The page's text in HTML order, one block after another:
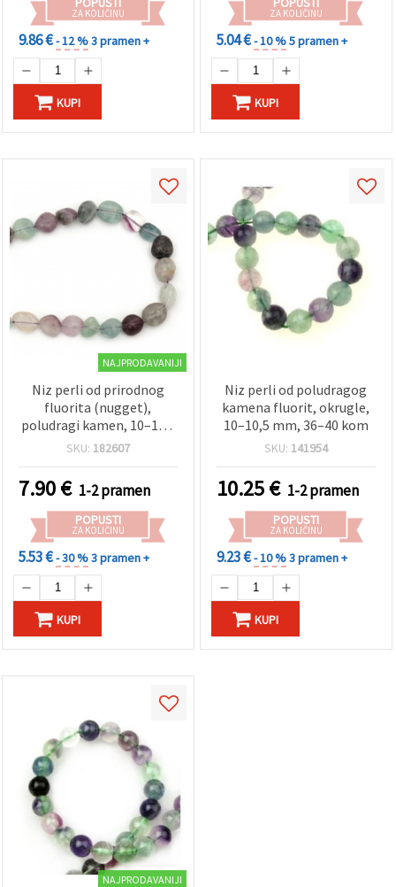
Prihvati
sve
Postavke
ZA KOLIČINU
9.86 €- 12 %3 pramen +
KUPI
ZA KOLIČINU
5.04 €- 10 %5 pramen +
KUPI
NAJPRODAVANIJI
Niz perli od prirodnog
fluorita (nugget),
poludragi kamen, 10–13 x
10–15 mm, ~40 cm (~28–
SKU: 182607
7.90€ 1-2 pramen
POPUSTI
ZA KOLIČINU
5.53 €- 30 %3 pramen +
KUPI
Niz perli od poludragog
kamena fluorit, okrugle,
10–10,5 mm, 36–40 kom
SKU: 141954
10.25€ 1-2 pramen
POPUSTI
ZA KOLIČINU
9.23 €- 10 %3 pramen +
KUPI
NAJPRODAVANIJI